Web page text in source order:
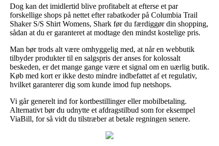
Dog kan det imidlertid blive profitabelt at efterse et par
forskellige shops på nettet efter rabatkoder på Columbia Trail
Shaker S/S Shirt Womens, Shark før du færdiggør din shopping,
sådan at du er garanteret at modtage den mindst kostelige pris.
Man bør trods alt være omhyggelig med, at når en webbutik
tilbyder produkter til en salgspris der anses for kolossalt
beskeden, er det mange gange være et signal om en uærlig butik.
Køb med kort er ikke desto mindre indbefattet af et regulativ,
hvilket garanterer dig som kunde imod fup netshops.
Vi går generelt ind for kortbestillinger eller mobilbetaling.
Alternativt bør du udnytte et afdragstilbud som for eksempel
ViaBill, for så vidt du tilstræber at betale regningen senere.